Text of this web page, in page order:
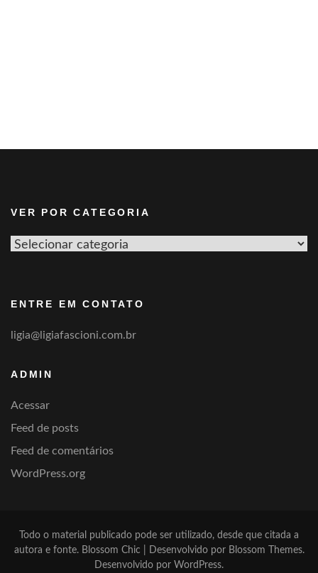
VER POR CATEGORIA
Ver
ENTRE EM CONTATO
ligia@ligiafascioni.com.br
ADMIN
Acessar
Feed de posts
Feed de comentários
WordPress.org
Todo o material publicado pode ser utilizado, desde que citada a
autora e fonte.Blossom Chic | Desenvolvido por Blossom Themes.
Desenvolvido por WordPress.